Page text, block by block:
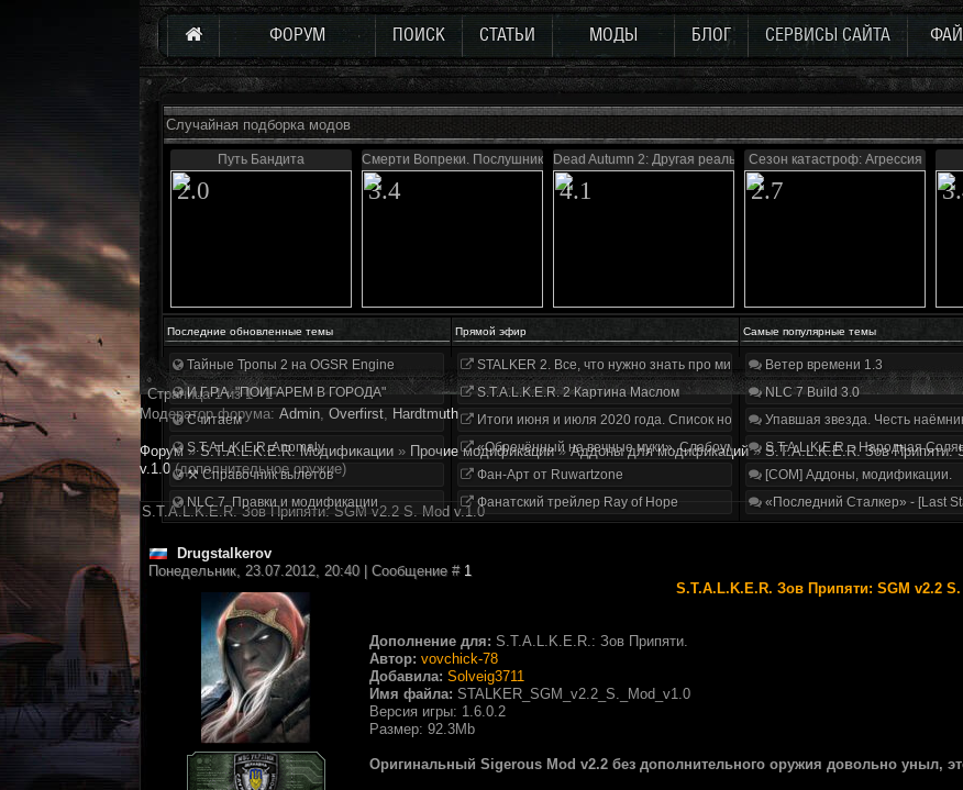
ФОРУМ ПОИСК СТАТЬИ МОДЫ БЛОГ СЕРВИСЫ САЙТА
Случайная подборка модов
Путь Бандита
2.0
Смерти Вопреки. Послушник
3.4
Dead Autumn 2: Другая реальность
4.1
Сезон катастроф: Агрессия
2.7
Последние обновленные темы Прямой эфир Самые популярные темы
Тайные Тропы 2 на OGSR Engine
И.Г.Р.А. "ПОИГАРЕМ В ГОРОДА"
Считаем
S.T.A.L.K.E.R. Anomaly
⚒ Справочник вылетов
NLC 7. Правки и модификации
STALKER 2. Все, что нужно знать про мир, геймплей и сюжет | Разбор
S.T.A.L.K.E.R. 2 Картина Маслом
Итоги июня и июля 2020 года. Список нововведений
«Обречённый на вечные муки». Слабоумие и отвага
Фан-Арт от Ruwartzone
Фанатский трейлер Ray of Hope
Ветер времени 1.3
NLC 7 Build 3.0
Упавшая звезда. Честь
S.T.A.L.K.E.R. - Народная
[COM] Аддоны, модификации.
«Последний Сталкер» - [Last
Страница1из1
1
Модератор форума: Аdmin, Overfirst, Hardtmuth
Форум » S.T.A.L.K.E.R. Модификации » Прочие модификации » Аддоны для модификаций » S.T.A.L.K.E.R. Зов Припяти:
v.1.0 (дополнительное оружие)
S.T.A.L.K.E.R. Зов Припяти: SGM v2.2 S. Mod v.1.0
Drugstalkerov
Понедельник, 23.07.2012, 20:40 | Сообщение # 1
S.T.A.L.K.E.R. Зов Припяти: SGM v2.2
Дополнение для: S.T.A.L.K.E.R.: Зов Припяти.
Автор: vovchick-78
Добавила: Solveig3711
Имя файла: STALKER_SGM_v2.2_S._Mod_v1.0
Версия игры: 1.6.0.2
Размер: 92.3Mb
Оригинальный Sigerous Mod v2.2 без дополнительного оружия довольно уныл,